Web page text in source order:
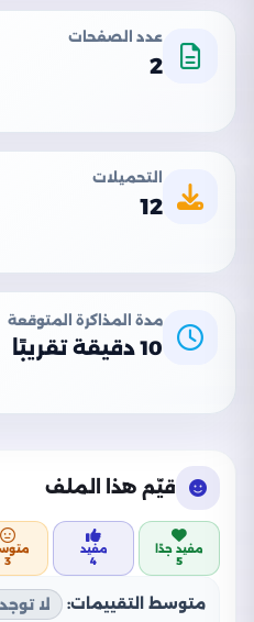
عدد الصفحات
2
التحميلات
12
مدة المذاكرة المتوقعة
10 دقيقة تقريبًا
قيّم هذا الملف
مفيد جدًا
5
مفيد
4
3
متوسط التقييمات:
لا